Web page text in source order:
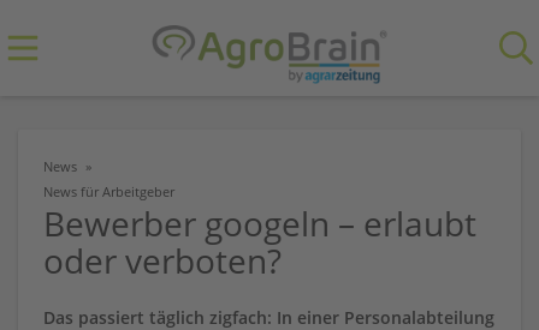
News
News für Arbeitgeber
Bewerber googeln – erlaubt
oder verboten?
Das passiert täglich zigfach: In einer Personalabteilung